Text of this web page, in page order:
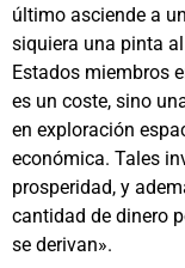
último asciende a
siquiera una pinta
Estados miembros
es un coste, sino
en exploración
económica. Tales
prosperidad, y
cantidad de dinero
se derivan».